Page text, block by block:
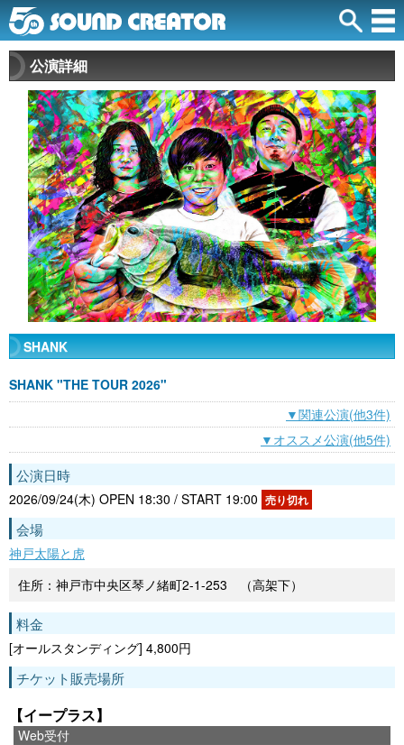
公演詳細
SHANK
SHANK "THE TOUR 2026"
▼関連公演(他3件)
▼オススメ公演(他5件)
公演日時
2026/09/24(木) OPEN 18:30 / START 19:00 売り切れ
会場
神戸太陽と虎
住所：神戸市中央区琴ノ緒町2-1-253 （高架下）
料金
[オールスタンディング] 4,800円
チケット販売場所
【イープラス】
Web受付